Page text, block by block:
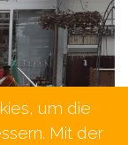
um die
Mit der